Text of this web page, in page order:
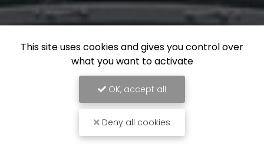
This site uses cookies and gives you control over
what you want to activate
OK, accept all
Deny all cookies